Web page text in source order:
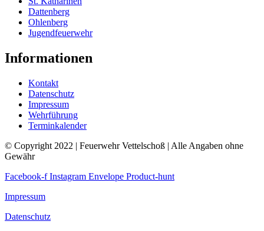
Dattenberg
Ohlenberg
Jugendfeuerwehr
Informationen
Kontakt
Datenschutz
Impressum
Wehrführung
Terminkalender
© Copyright 2022 | Feuerwehr Vettelschoß | Alle Angaben ohne
Gewähr
Facebook-f Instagram Envelope Product-hunt
Impressum
Datenschutz